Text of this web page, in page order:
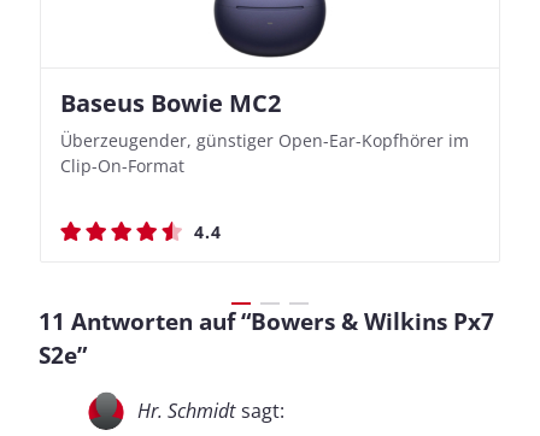
Baseus Bowie MC2
Überzeugender, günstiger Open-Ear-Kopfhörer im
Clip-On-Format
4.4
Nothing Ear (3a)
Bassbetonte True Wireless In-Ears mit cleveren
Aufnahmefunktionen
4.4
JBL Live 780NC
Stylischer Over-Ear mit sattem Klang und
beeindruckender Ausdauer
4.5
JBL Live 780NC
Stylischer Over-Ear mit sattem Klang und
beeindruckender Ausdauer
4.5
11 Antworten auf “Bowers & Wilkins Px7
S2e”
Hr. Schmidt sagt: